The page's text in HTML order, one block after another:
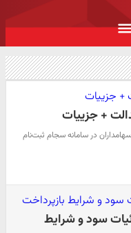
+ جزییات
در سامانه سجام ثبت‌نام
سود و شرایط